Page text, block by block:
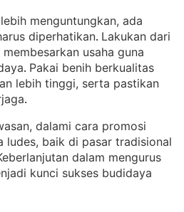
menguntungkan, ada
diperhatikan. Lakukan dari
usaha guna
. Pakai benih berkualitas
lebih tinggi, serta pastikan
.
dalami cara promosi
ludes, baik di pasar tradisional
dalam mengurus
kunci sukses budidaya